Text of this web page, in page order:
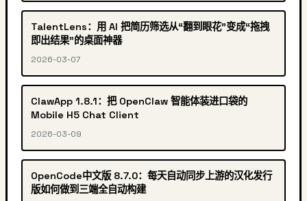
TalentLens：用 AI 把简历筛选从“翻到眼花”变成“拖拽
即出结果”的桌面神器
2026-03-07
ClawApp 1.8.1：把 OpenClaw 智能体装进口袋的
Mobile H5 Chat Client
2026-03-09
OpenCode中文版 8.7.0：每天自动同步上游的汉化发行
版如何做到三端全自动构建